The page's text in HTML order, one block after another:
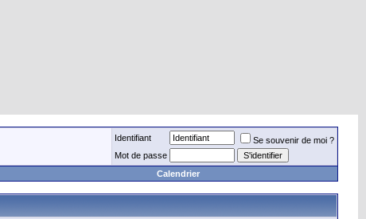
Identifiant
Se souvenir de moi ?
Mot de passe
Calendrier